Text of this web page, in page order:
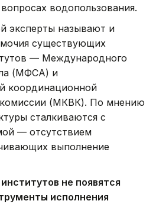
водопользования.
эксперты называют и
существующих
— Международного
(МФСА) и
координационной
комиссии (МКВК). По мнению
сталкиваются с
— отсутствием
выполнение
не появятся
исполнения